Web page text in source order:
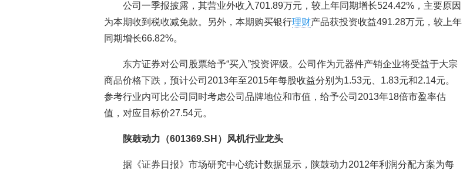
公司一季报披露，其营业外收入701.89万元，较上年同期增长524.42%，主要原因
为本期收到税收减免款。另外，本期购买银行理财产品获投资收益491.28万元，较上年
同期增长66.82%。
东方证券对公司股票给予“买入”投资评级。公司作为元器件产销企业将受益于大宗
商品价格下跌，预计公司2013年至2015年每股收益分别为1.53元、1.83元和2.14元。
参考行业内可比公司同时考虑公司品牌地位和市值，给予公司2013年18倍市盈率估
值，对应目标价27.54元。
陕鼓动力（601369.SH）风机行业龙头
据《证券日报》市场研究中心统计数据显示，陕鼓动力2012年利润分配方案为每